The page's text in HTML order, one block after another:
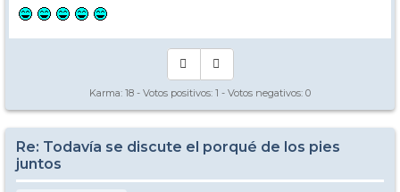
Karma: 18 - Votos positivos: 1 - Votos negativos: 0
Re: Todavía se discute el porqué de los pies
juntos